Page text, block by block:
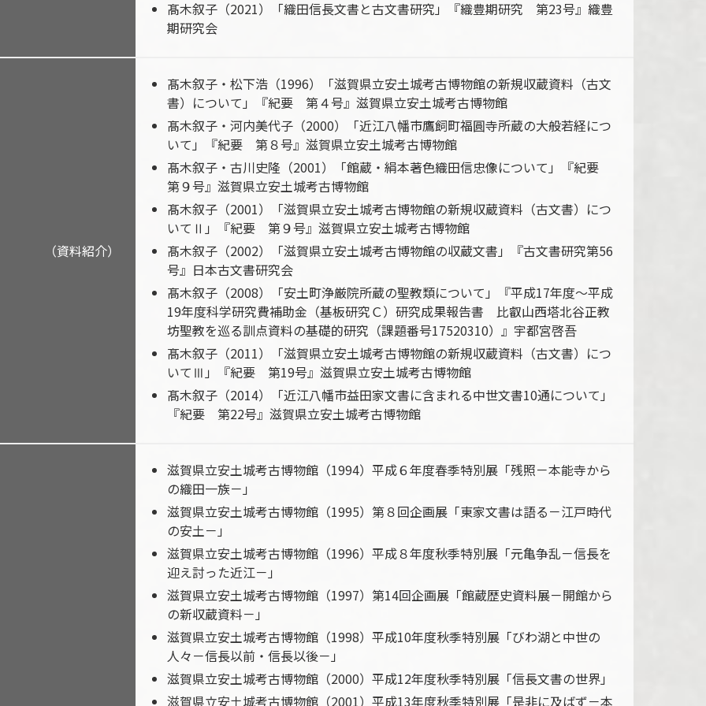
髙木叙子（2021）「織田信長文書と古文書研究」『織豊期研究 第23号』織豊
期研究会
（資料紹介）
髙木叙子・松下浩（1996）「滋賀県立安土城考古博物館の新規収蔵資料（古文
書）について」『紀要 第４号』滋賀県立安土城考古博物館
髙木叙子・河内美代子（2000）「近江八幡市鷹飼町福圓寺所蔵の大般若経につ
いて」『紀要 第８号』滋賀県立安土城考古博物館
髙木叙子・古川史隆（2001）「館蔵・絹本著色織田信忠像について」『紀要
第９号』滋賀県立安土城考古博物館
髙木叙子（2001）「滋賀県立安土城考古博物館の新規収蔵資料（古文書）につ
いてⅡ」『紀要 第９号』滋賀県立安土城考古博物館
髙木叙子（2002）「滋賀県立安土城考古博物館の収蔵文書」『古文書研究第56
号』日本古文書研究会
髙木叙子（2008）「安土町浄厳院所蔵の聖教類について」『平成17年度～平成
19年度科学研究費補助金（基板研究Ｃ）研究成果報告書 比叡山西塔北谷正教
坊聖教を巡る訓点資料の基礎的研究（課題番号17520310）』宇都宮啓吾
髙木叙子（2011）「滋賀県立安土城考古博物館の新規収蔵資料（古文書）につ
いてⅢ」『紀要 第19号』滋賀県立安土城考古博物館
髙木叙子（2014）「近江八幡市益田家文書に含まれる中世文書10通について」
『紀要 第22号』滋賀県立安土城考古博物館
滋賀県立安土城考古博物館（1994）平成６年度春季特別展「残照－本能寺から
の織田一族－」
滋賀県立安土城考古博物館（1995）第８回企画展「東家文書は語る－江戸時代
の安土－」
滋賀県立安土城考古博物館（1996）平成８年度秋季特別展「元亀争乱－信長を
迎え討った近江－」
滋賀県立安土城考古博物館（1997）第14回企画展「館蔵歴史資料展－開館から
の新収蔵資料－」
滋賀県立安土城考古博物館（1998）平成10年度秋季特別展「びわ湖と中世の
人々－信長以前・信長以後－」
滋賀県立安土城考古博物館（2000）平成12年度秋季特別展「信長文書の世界」
滋賀県立安土城考古博物館（2001）平成13年度秋季特別展「是非に及ばず－本